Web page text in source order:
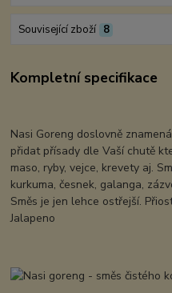
Související zboží 8
Kompletní specifikace
Nasi Goreng doslovně
přidat přísady dle Vaší chutě
maso, ryby, vejce, krevety aj.
kurkuma, česnek, galanga,
Směs je jen lehce ostřejší.
Jalapeno